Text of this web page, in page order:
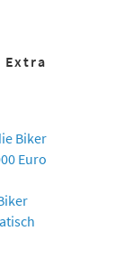
Extra
Biker
Euro